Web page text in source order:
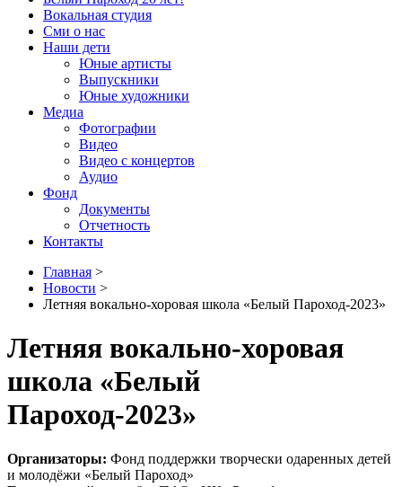
Вокальная студия
Сми о нас
Наши дети
Юные артисты
Выпускники
Юные художники
Медиа
Фотографии
Видео
Видео с концертов
Аудио
Фонд
Документы
Отчетность
Контакты
Главная >
Новости >
Летняя вокально-хоровая школа «Белый Пароход-2023»
Летняя вокально-хоровая
школа «Белый
Пароход-2023»
Организаторы: Фонд поддержки творчески одаренных детей
и молодёжи «Белый Пароход»